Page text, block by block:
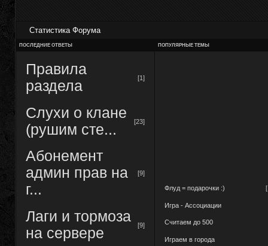
Статистика Форума
ПОСЛЕДНИЕ ОТВЕТЫ ПОПУЛЯРНЫЕ ТЕМЫ
Правила
раздела
[1]
Слухи о клане
(рушим сте...
[23]
Абонемент
админ прав на
г...
[9]
Лаги и тормоза
на сервере
[9]
Флуд = подарочки :)
Игра - Ассоциации
Считаем до 500
Играем в города